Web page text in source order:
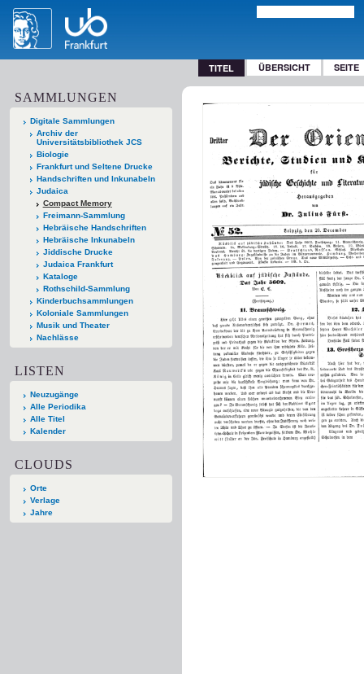
TITEL ÜBERSICHT SEITE
SAMMLUNGEN
Digitale Sammlungen
Archiv der
Universitätsbibliothek JCS
Biologie
Frankfurt und Seltene Drucke
Handschriften und Inkunabeln
Judaica
Compact Memory
Freimann-Sammlung
Hebräische Handschriften
Hebräische Inkunabeln
Jiddische Drucke
Judaica Frankfurt
Kataloge
Rothschild-Sammlung
Kinderbuchsammlungen
Koloniale Sammlungen
Musik und Theater
Nachlässe
LISTEN
Neuzugänge
Alle Periodika
Alle Titel
Kalender
CLOUDS
Orte
Verlage
Jahre